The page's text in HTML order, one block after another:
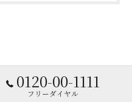
0120-00-1111
フリーダイヤル